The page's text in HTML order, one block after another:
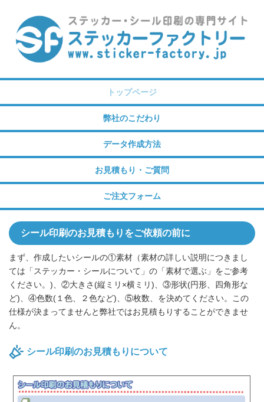
トップページ
弊社のこだわり
データ作成方法
お見積もり・ご質問
ご注文フォーム
シール印刷のお見積もりをご依頼の前に
まず、作成したいシールの①素材（素材の詳しい説明につきまし
ては「ステッカー・シールについて」の「素材で選ぶ」をご参考
ください。)、②大きさ(縦ミリ×横ミリ)、③形状(円形、四角形な
ど)、④色数(１色、２色など)、⑤枚数、を決めてください。この
仕様が決まってませんと弊社ではお見積もりすることができませ
ん。
シール印刷のお見積もりについて